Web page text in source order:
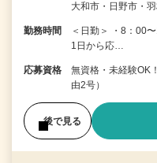
大和市・日野市・
勤務時間
＜日勤＞ ・8：00
1日から応…
応募資格
無資格・未経験OK
由2号）
後で見る